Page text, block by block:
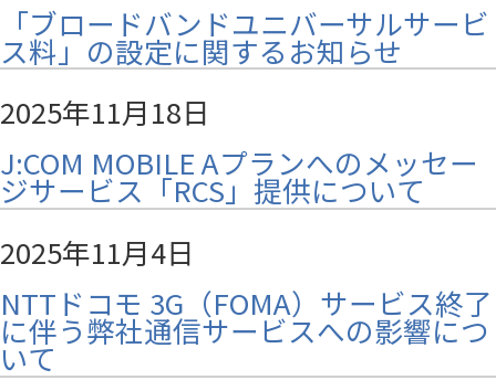
「ブロードバンドユニバーサルサービ
ス料」の設定に関するお知らせ
2025年11月18日
J:COM MOBILE Aプランへのメッセー
ジサービス「RCS」提供について
2025年11月4日
NTTドコモ 3G（FOMA）サービス終了
に伴う弊社通信サービスへの影響につ
いて